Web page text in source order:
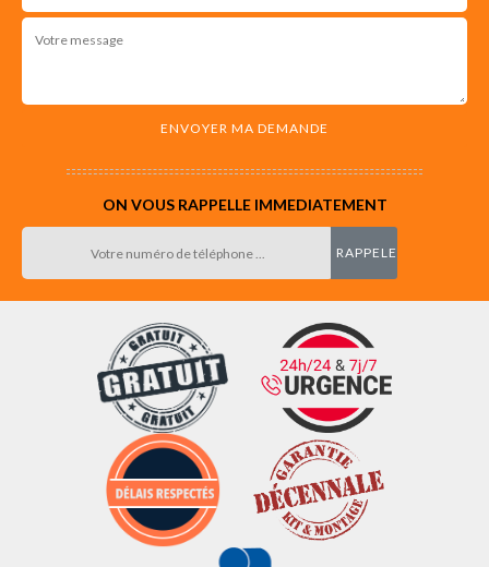
ON VOUS RAPPELLE IMMEDIATEMENT